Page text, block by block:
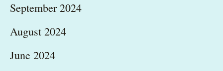
September 2024
August 2024
June 2024